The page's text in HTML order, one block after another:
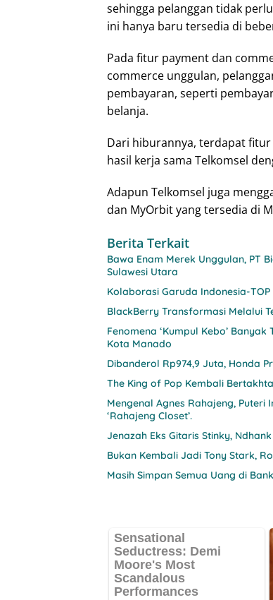
sehingga pelanggan tidak
ini hanya baru tersedia di
Pada fitur payment dan
commerce unggulan,
pembayaran, seperti
belanja.
Dari hiburannya, terdapat
hasil kerja sama Telkomsel
Adapun Telkomsel juga
dan MyOrbit yang tersedia di
Berita Terkait
Bawa Enam Merek Unggulan, PT
Sulawesi Utara
Kolaborasi Garuda Indonesia-TOP
BlackBerry Transformasi Melalui
Fenomena ‘Kumpul Kebo’
Kota Manado
Dibanderol Rp974,9 Juta, Honda
The King of Pop Kembali
Mengenal Agnes Rahajeng, Puteri
‘Rahajeng Closet’.
Jenazah Eks Gitaris Stinky,
Bukan Kembali Jadi Tony Stark,
Masih Simpan Semua Uang di